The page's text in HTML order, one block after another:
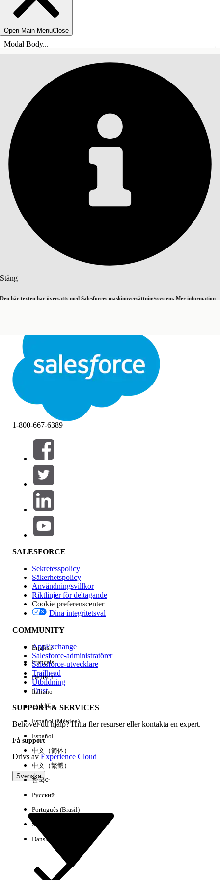
Open Main MenuClose
Modal Body...
Stäng
Den här texten har översatts med Salesforces maskinöversättningssystem. Mer information
StängStäng
Innehållsförteckningar
INNEHÅLLSFÖRTECKNINGAR
Filtrera efter (0)
VÄLJ FILTER
Produktområde
Funktionspåverkan
Version
Händelse
Rensa alla Klart
1-800-667-6389
SALESFORCE
Sekretesspolicy
Säkerhetspolicy
Användningsvillkor
Riktlinjer för deltagande
Cookie-preferenscenter
Dina integritetsval
COMMUNITY
AppExchange
Salesforce-administratörer
Salesforce-utvecklare
Trailhead
Utbildning
Trust
SUPPORT & SERVICES
Behöver du hjälp? Hitta fler resurser eller kontakta en expert.
Få support
Drivs avExperience Cloud
Svenska
English
Français
Deutsch
Italiano
日本語
Español (México)
Español
中文（简体）
中文（繁體）
한국어
Русский
Português (Brasil)
Suomi
Dansk